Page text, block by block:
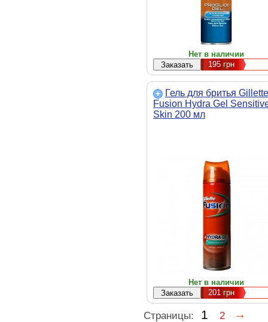
Нет в наличии
195грн
Гель для бритья Gillette
Fusion Hydra Gel
Skin 200 мл
Нет в наличии
201грн
Страницы: 1 2